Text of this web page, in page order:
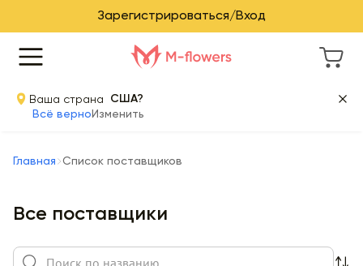
Зарегистрироваться/Вход
Ваша страна
США?
Всё верно Изменить
Главная Список поставщиков
Все поставщики